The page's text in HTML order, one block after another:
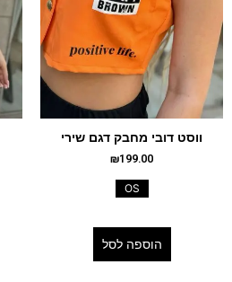
ווסט דובי מחבק דגם שירי
₪199.00
OS
הוספה לסל